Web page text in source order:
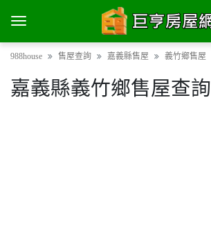
988house 售屋查詢 嘉義縣售屋 義竹鄉售屋
嘉義縣義竹鄉售屋查詢